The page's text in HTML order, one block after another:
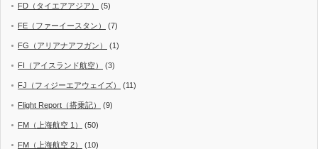
FD（タイエアアジア） (5)
FE（ファーイースタン） (7)
FG（アリアナアフガン） (1)
FI（アイスランド航空） (3)
FJ（フィジーエアウェイズ） (11)
Flight Report（搭乗記） (9)
FM（上海航空 1） (50)
FM（上海航空 2） (10)